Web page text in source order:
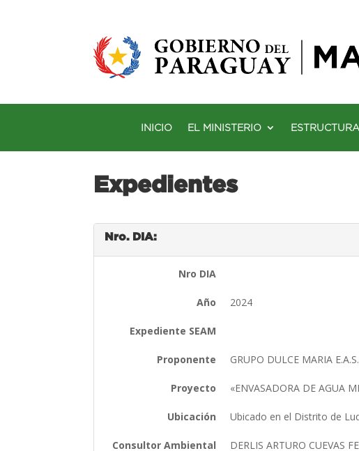
INICIO EL MINISTERIO
Expedientes
Nro. DIA:
Nro DIA
Año 2024
Expediente SEAM
Proponente GRUPO DULCE MARIA
Proyecto «ENVASADORA DE AGUA
Ubicación Ubicado en el Distrito de
Consultor Ambiental DERLIS ARTURO CUEVAS